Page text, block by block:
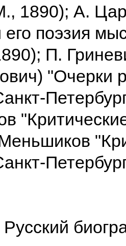
1890); А.
поэзия
П.
"Очерки
Русский